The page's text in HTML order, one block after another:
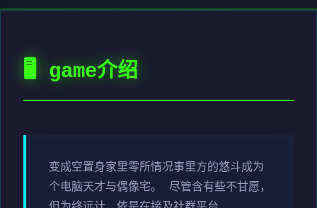
🖥️ game介绍
变成空置身家里零所情况事里方的悠斗成为
个电脑天才与偶像宅。 尽管含有些不甘愿，